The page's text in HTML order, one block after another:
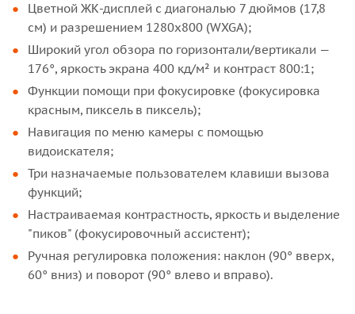
Цветной ЖК-дисплей с диагональю 7 дюймов (17,8
см) и разрешением 1280x800 (WXGA);
Широкий угол обзора по горизонтали/вертикали —
176°, яркость экрана 400 кд/м² и контраст 800:1;
Функции помощи при фокусировке (фокусировка
красным, пиксель в пиксель);
Навигация по меню камеры с помощью
видоискателя;
Три назначаемые пользователем клавиши вызова
функций;
Настраиваемая контрастность, яркость и выделение
"пиков" (фокусировочный ассистент);
Ручная регулировка положения: наклон (90° вверх,
60° вниз) и поворот (90° влево и вправо).